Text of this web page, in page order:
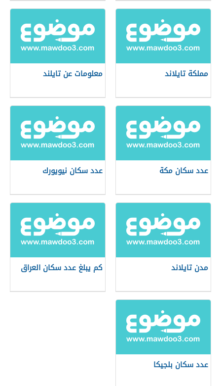
مملكة تايلاند معلومات عن تايلند
عدد سكان مكة عدد سكان نيويورك
مدن تايلاند كم يبلغ عدد سكان العراق
عدد سكان بلجيكا